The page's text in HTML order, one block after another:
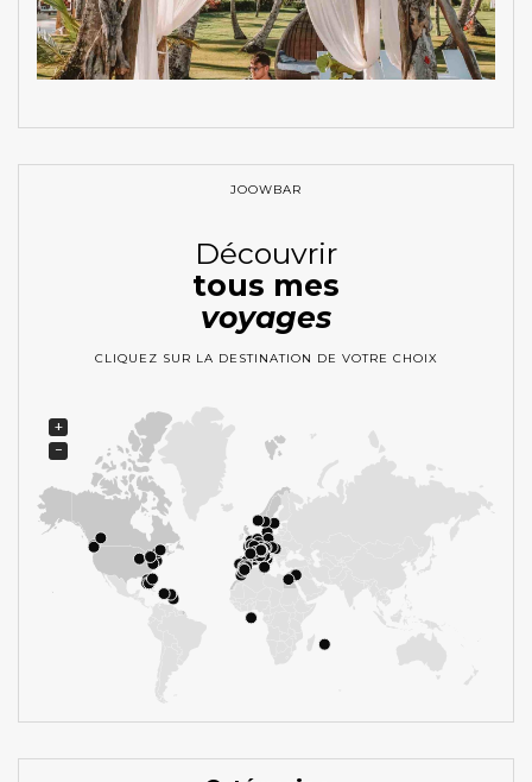
JOOWBAR
Découvrir
tous mes
voyages
CLIQUEZ SUR LA DESTINATION DE VOTRE CHOIX
+
−